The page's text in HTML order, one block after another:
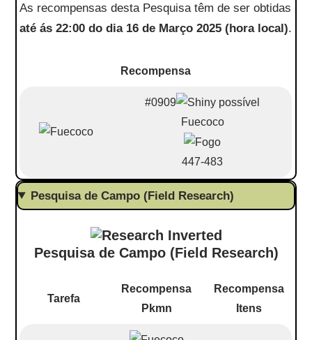
As recompensas desta Pesquisa têm de ser obtidas
até ás 22:00 do dia 16 de Março 2025 (hora local).
Recompensa
#0909
Fuecoco
447-483
Pesquisa de Campo (Field Research)
Pesquisa de Campo (Field Research)
Tarefa
Recompensa
Pkmn
Recompensa
Itens